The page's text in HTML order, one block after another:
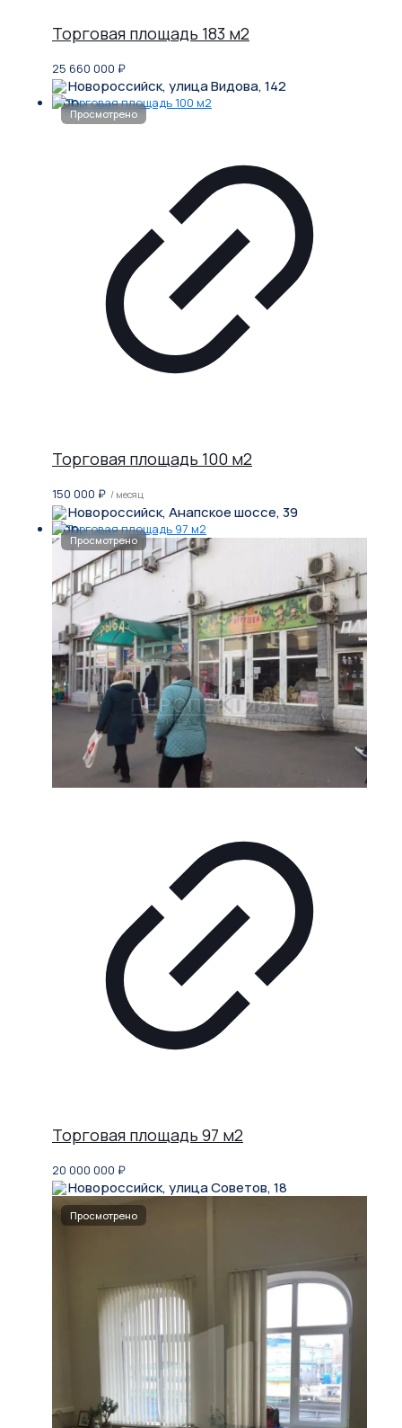
Торговая площадь 183 м2
25 660 000 ₽
Новороссийск, улица Видова, 142
Торговая площадь 100 м2
150 000 ₽ / месяц
Новороссийск, Анапское шоссе, 39
Торговая площадь 97 м2
20 000 000 ₽
Новороссийск, улица Советов, 18